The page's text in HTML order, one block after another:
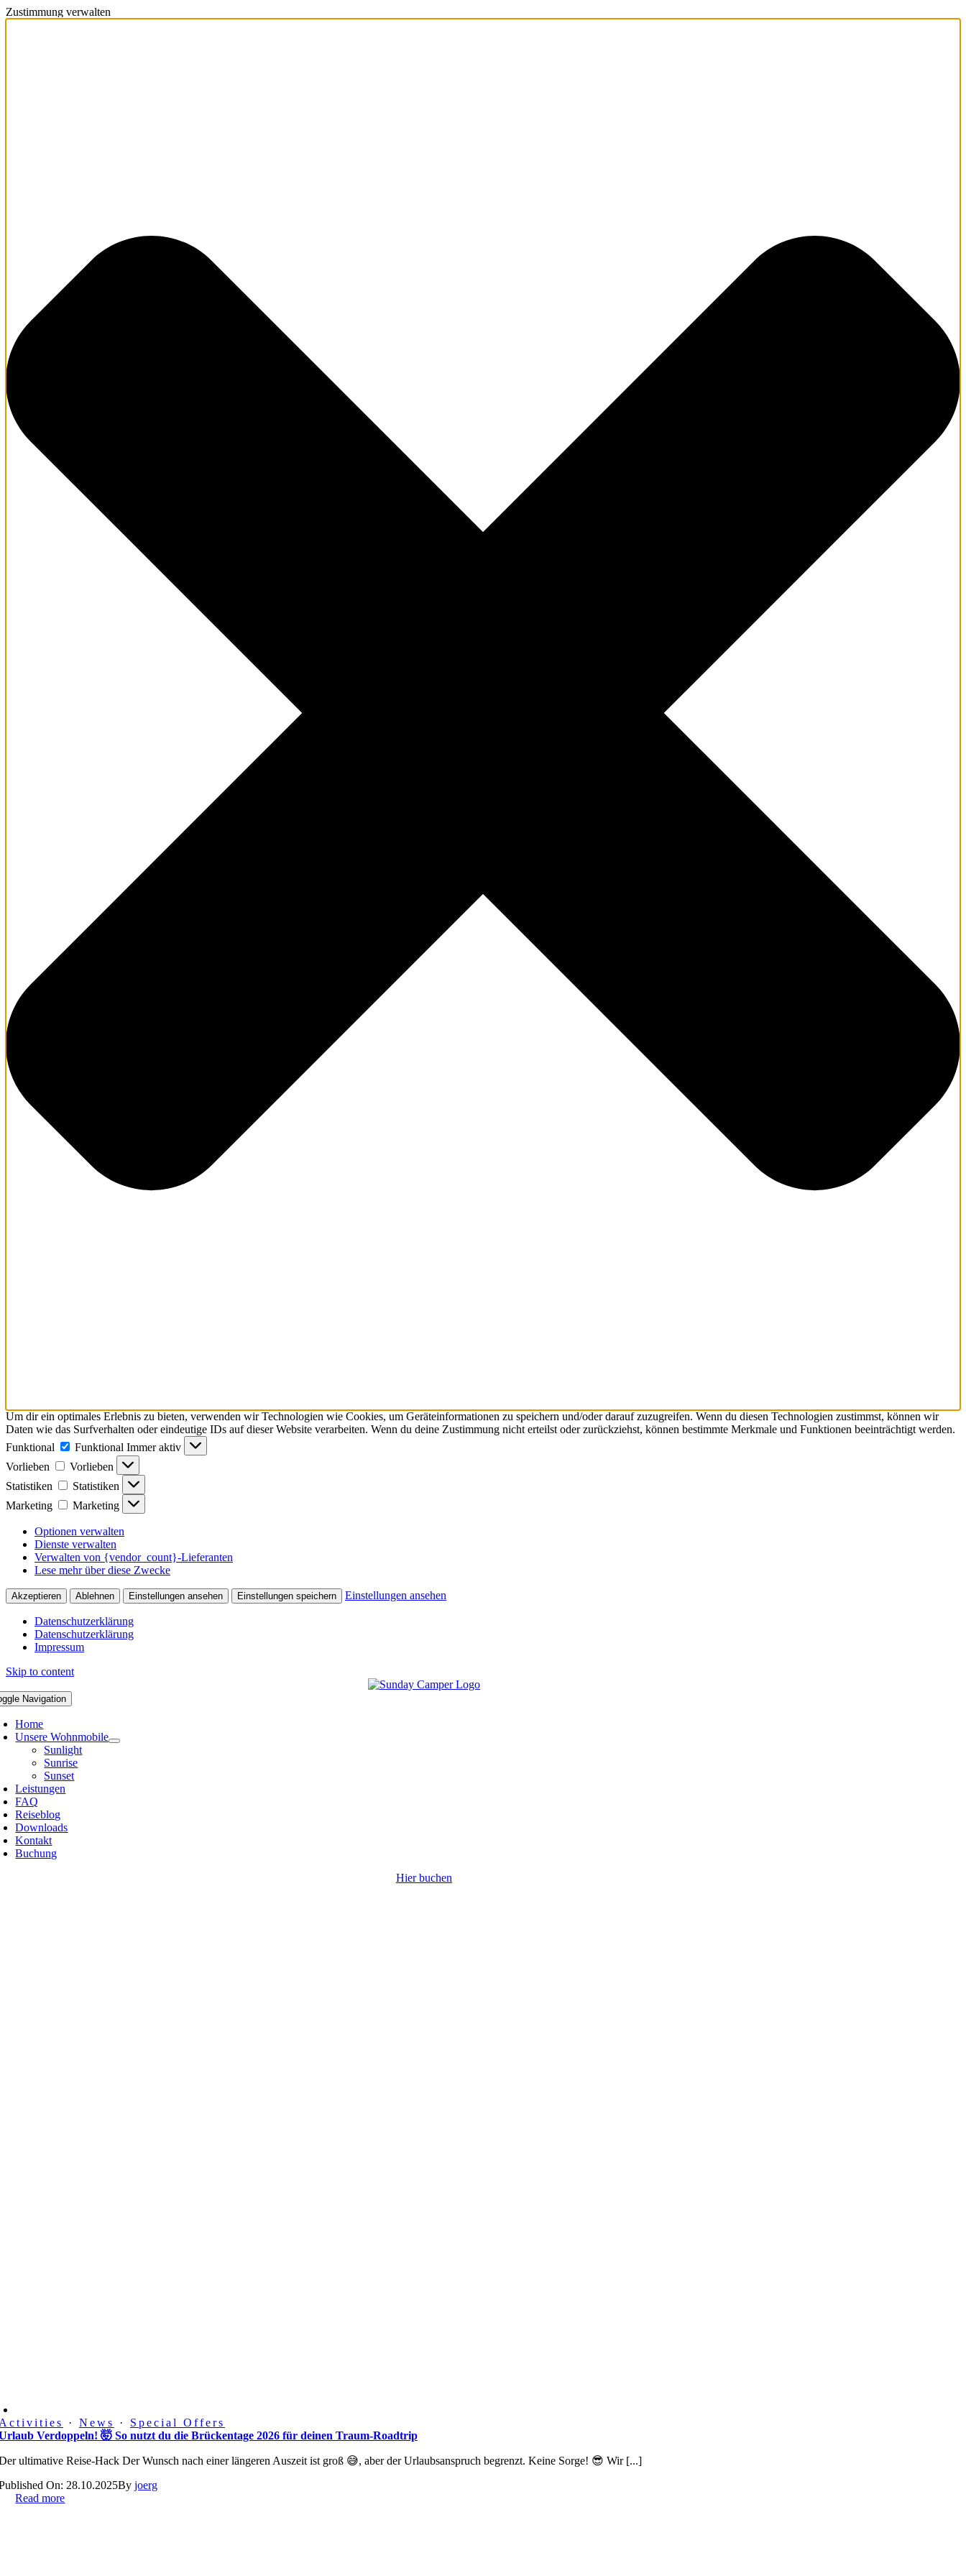
Zustimmung verwalten
Um dir ein optimales Erlebnis zu bieten, verwenden wir Technologien wie Cookies, um Geräteinformationen zu speichern und/oder darauf zuzugreifen. Wenn du diesen Technologien zustimmst, können wir
Daten wie das Surfverhalten oder eindeutige IDs auf dieser Website verarbeiten. Wenn du deine Zustimmung nicht erteilst oder zurückziehst, können bestimmte Merkmale und Funktionen beeinträchtigt werden.
Funktional
Funktional Immer aktiv
Vorlieben
Vorlieben
Statistiken
Statistiken
Marketing
Marketing
Optionen verwalten
Dienste verwalten
Verwalten von {vendor_count}-Lieferanten
Lese mehr über diese Zwecke
Akzeptieren Ablehnen Einstellungen ansehen Einstellungen speichern Einstellungen ansehen
Datenschutzerklärung
Datenschutzerklärung
Impressum
Skip to content
Navigation
Home
Unsere Wohnmobile
Sunlight
Sunrise
Sunset
Leistungen
FAQ
Reiseblog
Downloads
Kontakt
Buchung
Hier buchen
· News · Special Offers
Verdoppeln! 🤯 So nutzt du die Brückentage 2026 für deinen Traum-Roadtrip
ultimative Reise-Hack Der Wunsch nach einer längeren Auszeit ist groß 😅, aber der Urlaubsanspruch begrenzt. Keine Sorge! 😎 Wir [...]
On: 28.10.2025By joerg
Read more